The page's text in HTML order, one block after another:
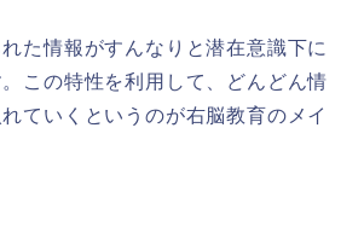
た情報がすんなりと潜在意識下に
この特性を利用して、どんどん情
ていくというのが右脳教育のメイ